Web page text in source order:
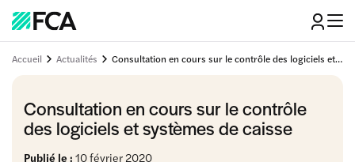
Accueil Actualités Consultation en cours sur le contrôle des logiciels et systèmes de caisse
Consultation en cours sur le contrôle
des logiciels et systèmes de caisse
Publié le : 10 février 2020